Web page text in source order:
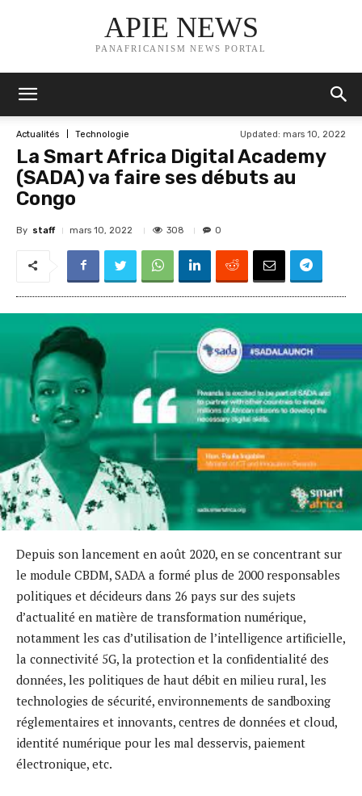
APIE NEWS
PANAFRICANISM NEWS PORTAL
Actualités Technologie Updated: mars 10, 2022
La Smart Africa Digital Academy
(SADA) va faire ses débuts au
Congo
By staff mars 10, 2022 308 0
Depuis son lancement en août 2020, en se concentrant sur
le module CBDM, SADA a formé plus de 2000 responsables
politiques et décideurs dans 26 pays sur des sujets
d’actualité en matière de transformation numérique,
notamment les cas d’utilisation de l’intelligence artificielle,
la connectivité 5G, la protection et la confidentialité des
données, les politiques de haut débit en milieu rural, les
technologies de sécurité, environnements de sandboxing
réglementaires et innovants, centres de données et cloud,
identité numérique pour les mal desservis, paiement
électronique, etc.